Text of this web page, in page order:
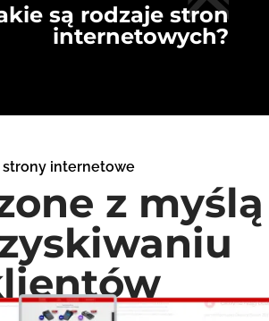
są rodzaje stron
internetowych?
strony internetowe
z myślą